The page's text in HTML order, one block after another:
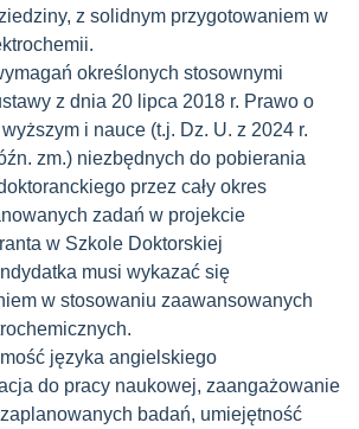
z solidnym przygotowaniem w
określonych stosownymi
z dnia 20 lipca 2018 r. Prawo o
i nauce (t.j. Dz. U. z 2024 r.
zm.) niezbędnych do pobierania
przez cały okres
zadań w projekcie
w Szkole Doktorskiej
musi wykazać się
w stosowaniu zaawansowanych
języka angielskiego
do pracy naukowej, zaangażowanie
badań, umiejętność